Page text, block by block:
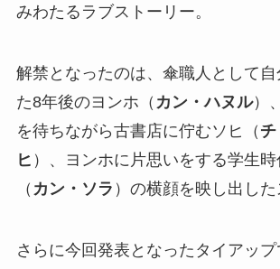
みわたるラブストーリー。
解禁となったのは、傘職人として
た8年後のヨンホ（ カン・ハヌル）
を待ちながら古書店に佇むソヒ（
ヒ ）、ヨンホに片思いをする学生
（ カン・ソラ ）の横顔を映し出した
さらに今回発表となったタイアッ